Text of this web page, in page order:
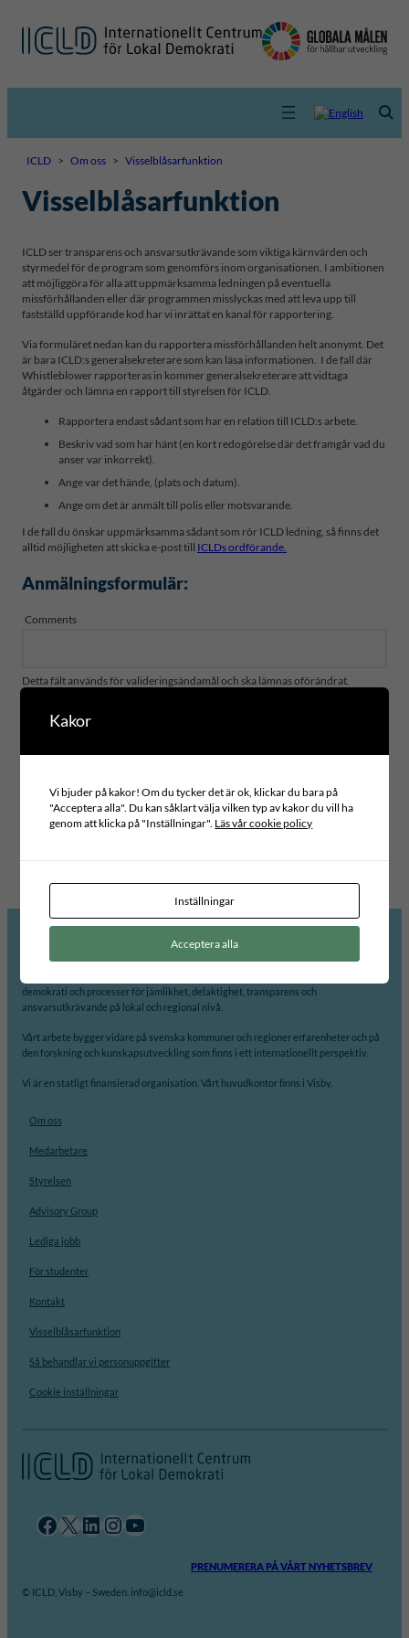
ICLD > Om oss > Visselblåsarfunktion
Visselblåsarfunktion
ICLD ser transparens och ansvarsutkrävande som viktiga kärnvärden och
styrmedel för de program som genomförs inom organisationen. I ambitionen
att möjliggöra för alla att uppmärksamma ledningen på eventuella
missförhållanden eller där programmen misslyckas med att leva upp till
fastställd uppförande kod har vi inrättat en kanal för rapportering.
Via formuläret nedan kan du rapportera missförhållanden helt anonymt. Det
är bara ICLD:s generalsekreterare som kan läsa informationen. I de fall där
Whistleblower rapporteras in kommer generalsekreterare att vidtaga
åtgärder och lämna en rapport till styrelsen för ICLD.
Rapportera endast sådant som har en relation till ICLD:s arbete.
Beskriv vad som har hänt (en kort redogörelse där det framgår vad du
anser var inkorrekt).
Ange var det hände, (plats och datum).
Ange om det är anmält till polis eller motsvarande.
I de fall du önskar uppmärksamma sådant som rör ICLD ledning, så finns det
alltid möjligheten att skicka e-post till ICLDs ordförande.
Anmälningsformulär:
Comments
Detta fält används för valideringsändamål och ska lämnas oförändrat.
demokrati och processer för jämlikhet, delaktighet, transparens och
ansvarsutkrävande på lokal och regional nivå.
Vårt arbete bygger vidare på svenska kommuner och regioner erfarenheter och på
den forskning och kunskapsutveckling som finns i ett internationellt perspektiv.
Vi är en statligt finansierad organisation. Vårt huvudkontor finns i Visby.
Om oss
Medarbetare
Styrelsen
Advisory Group
Lediga jobb
För studenter
Kontakt
Visselblåsarfunktion
Så behandlar vi personuppgifter
Cookie inställningar
Facebook X LinkedIn InstagramYouTube
PRENUMERERA PÅ VÅRT NYHETSBREV
© ICLD, Visby – Sweden. info@icld.se
Kakor
Vi bjuder på kakor! Om du tycker det är ok, klickar du bara på
"Acceptera alla". Du kan såklart välja vilken typ av kakor du vill ha
genom att klicka på "Inställningar". Läs vår cookie policy
Inställningar
Acceptera alla